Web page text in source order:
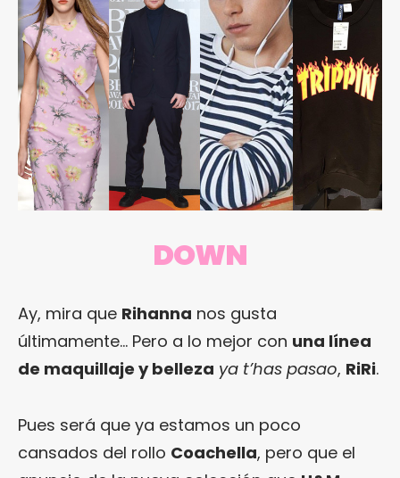
DOWN
Ay, mira que Rihanna nos gusta
últimamente… Pero a lo mejor con una línea
de maquillaje y belleza ya t’has pasao, RiRi.
Pues será que ya estamos un poco
cansados del rollo Coachella, pero que el